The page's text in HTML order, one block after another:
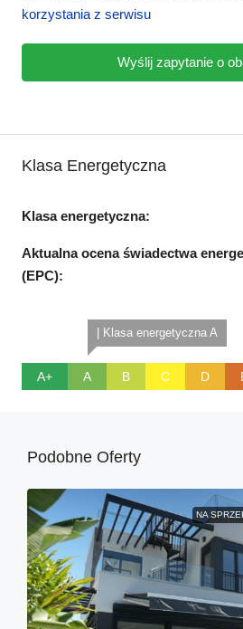
korzystania z serwisu
Wyślij zapytanie o
Klasa Energetyczna
Klasa energetyczna:
Aktualna ocena świadectwa
(EPC):
A+
| Klasa energetyczna A
A B C D
Podobne Oferty
NA